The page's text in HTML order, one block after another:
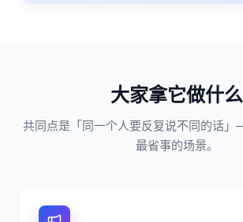
大家拿它做什么
共同点是「同一个人要反复说不同的话
最省事的场景。